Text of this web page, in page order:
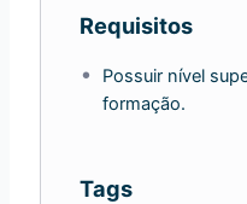
Requisitos
Possuir nível
formação.
Tags